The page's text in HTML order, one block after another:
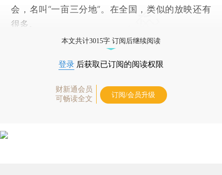
会，名叫“一亩三分地”。在全国，类似的放映还有
很多。
本文共计3015字 订阅后继续阅读
登录 后获取已订阅的阅读权限
财新通会员
可畅读全文
订阅/会员升级